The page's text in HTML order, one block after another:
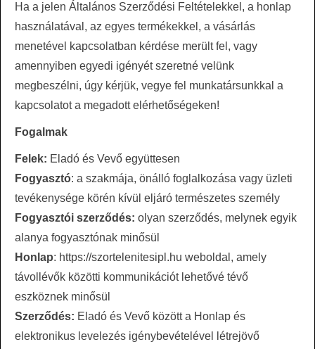
Ha a jelen Általános Szerződési Feltételekkel, a honlap
használatával, az egyes termékekkel, a vásárlás
menetével kapcsolatban kérdése merült fel, vagy
amennyiben egyedi igényét szeretné velünk
megbeszélni, úgy kérjük, vegye fel munkatársunkkal a
kapcsolatot a megadott elérhetőségeken!
Fogalmak
Felek: Eladó és Vevő együttesen
Fogyasztó: a szakmája, önálló foglalkozása vagy üzleti
tevékenysége körén kívül eljáró természetes személy
Fogyasztói szerződés: olyan szerződés, melynek egyik
alanya fogyasztónak minősül
Honlap: https://szortelenitesipl.hu weboldal, amely
távollévők közötti kommunikációt lehetővé tévő
eszköznek minősül
Szerződés: Eladó és Vevő között a Honlap és
elektronikus levelezés igénybevételével létrejövő